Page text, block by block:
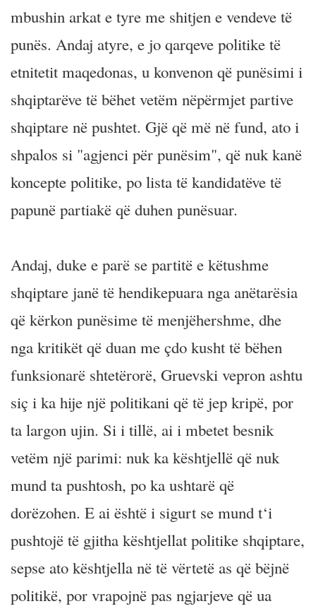
mbushin arkat e tyre me shitjen e vendeve të
punës. Andaj atyre, e jo qarqeve politike të
etnitetit maqedonas, u konvenon që punësimi i
shqiptarëve të bëhet vetëm nëpërmjet partive
shqiptare në pushtet. Gjë që më në fund, ato i
shpalos si "agjenci për punësim", që nuk kanë
koncepte politike, po lista të kandidatëve të
papunë partiakë që duhen punësuar.
Andaj, duke e parë se partitë e këtushme
shqiptare janë të hendikepuara nga anëtarësia
që kërkon punësime të menjëhershme, dhe
nga kritikët që duan me çdo kusht të bëhen
funksionarë shtetërorë, Gruevski vepron ashtu
siç i ka hije një politikani që të jep kripë, por
ta largon ujin. Si i tillë, ai i mbetet besnik
vetëm një parimi: nuk ka kështjellë që nuk
mund ta pushtosh, po ka ushtarë që
dorëzohen. E ai është i sigurt se mund t‘i
pushtojë të gjitha kështjellat politike shqiptare,
sepse ato kështjella në të vërtetë as që bëjnë
politikë, por vrapojnë pas ngjarjeve që ua